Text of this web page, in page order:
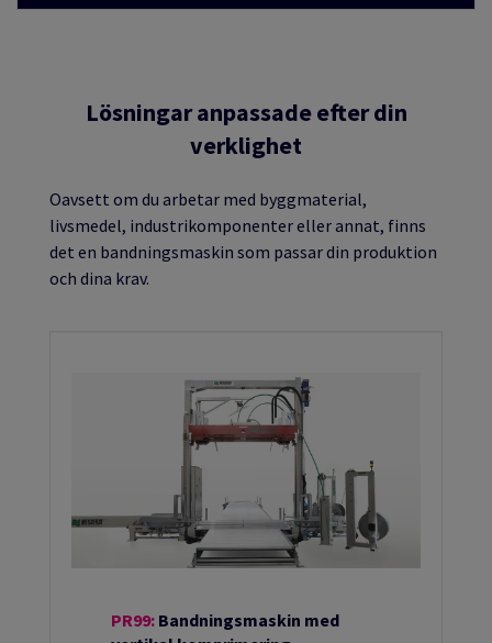
Lösningar anpassade efter din
verklighet
Oavsett om du arbetar med byggmaterial,
livsmedel, industrikomponenter eller annat, finns
det en bandningsmaskin som passar din produktion
och dina krav.
PR99: Bandningsmaskin med